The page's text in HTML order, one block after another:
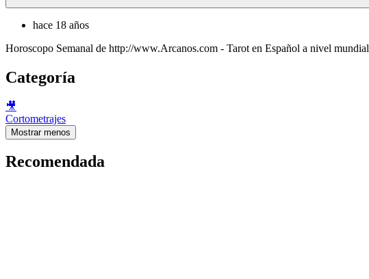
hace 18 años
Horoscopo Semanal de http://www.Arcanos.com - Tarot en Español a nivel mundial
Categoría
🎥
Cortometrajes
Mostrar menos
Recomendada